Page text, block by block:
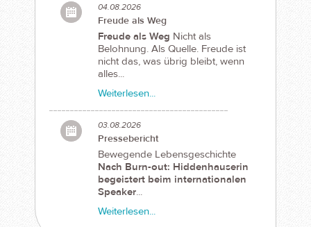
Freude als Weg
04.08.2026
Freude als Weg Nicht als
Belohnung. Als Quelle. Freude ist
nicht das, was übrig bleibt, wenn
alles...
Weiterlesen...
Pressebericht
03.08.2026
Bewegende Lebensgeschichte
Nach Burn-out: Hiddenhauserin
begeistert beim internationalen
Speaker...
Weiterlesen...